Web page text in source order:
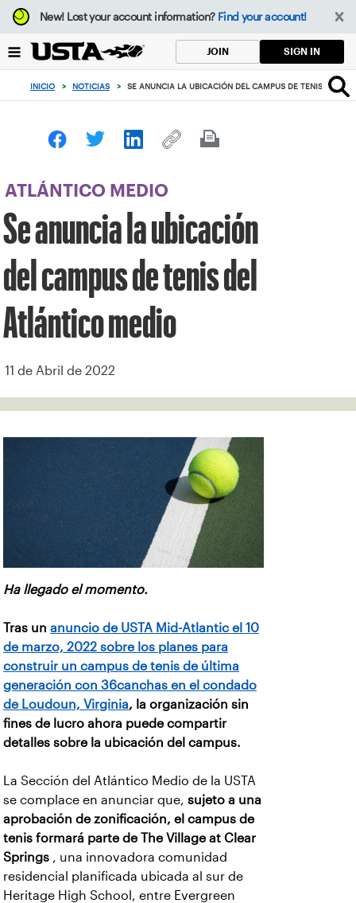
Enfoque
desde
botón
volver
principio
New!Lost your account information? Find your account!
JOIN SIGN IN
INICIO > NOTICIAS > SE ANUNCIA LA UBICACIÓN DEL CAMPUS DE TENIS DEL
ATLÁNTICO MEDIO
Se anuncia la ubicación
del campus de tenis del
Atlántico medio
11 de Abril de 2022
Ha llegado el momento.
Tras un anuncio de USTA Mid-Atlantic el 10
de marzo, 2022 sobre los planes para
construir un campus de tenis de última
generación con 36canchas en el condado
de Loudoun, Virginia, la organización sin
fines de lucro ahora puede compartir
detalles sobre la ubicación del campus.
La Sección del Atlántico Medio de la USTA
se complace en anunciar que, sujeto a una
aprobación de zonificación, el campus de
tenis formará parte de The Village at Clear
Springs , una innovadora comunidad
residencial planificada ubicada al sur de
Heritage High School, entre Evergreen